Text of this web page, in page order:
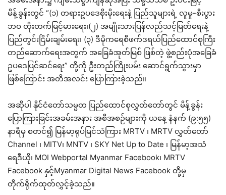
မိန့်ခွန်းတွင် “(၁) တရားဥပဒေစိုးမိုးရေးနဲ့ ပြည်သူများရဲ့ လူမှု-စီးပွား
ဘဝ တိုးတက်မြင့်မားရေး၊(၂) အမျိုးသားပြန်လည်သင့်မြတ်ရေးနဲ့
ပြည်တွင်းငြိမ်းချမ်းရေး၊ (၃) ဒီမိုကရေစီဖက်ဒရယ်ပြည်ထောင်စုကြီး
တည်ဆောက်ရေးအတွက် အခြေခံအုတ်မြစ် ဖြစ်တဲ့ ဖွဲ့စည်းပုံအခြေခံ
ဥပဒေပြင်ဆင်ရေး” တို့ကို ဦးတည်ကြိုးပမ်း ဆောင်ရွက်သွားမှာ
ဖြစ်ကြောင်း အတိအလင်း ပြောကြားခဲ့သည်။
အဆိုပါ နိုင်ငံတော်သမ္မတ ပြည်ထောင်စုလွှတ်တော်တွင် မိန့်ခွန်း
ပြောကြားခြင်းအခမ်းအနား အစီအစဉ်များကို ယနေ့ နံနက် (၉:၅၅)
နာရီမှ စတင်၍ မြန်မာ့ရုပ်မြင်သံကြား MRTV ၊ MRTV လွှတ်တော်
Channel ၊ MITV၊ MNTV ၊ SKY Net Up to Date ၊ မြန်မာ့အသံ
ရေဒီယို၊ MOI Webportal Myanmar Facebook၊ MRTV
Facebook နှင့်Myanmar Digital News Facebook တို့မှ
တိုက်ရိုက်ထုတ်လွှင့်ခဲ့သည်။